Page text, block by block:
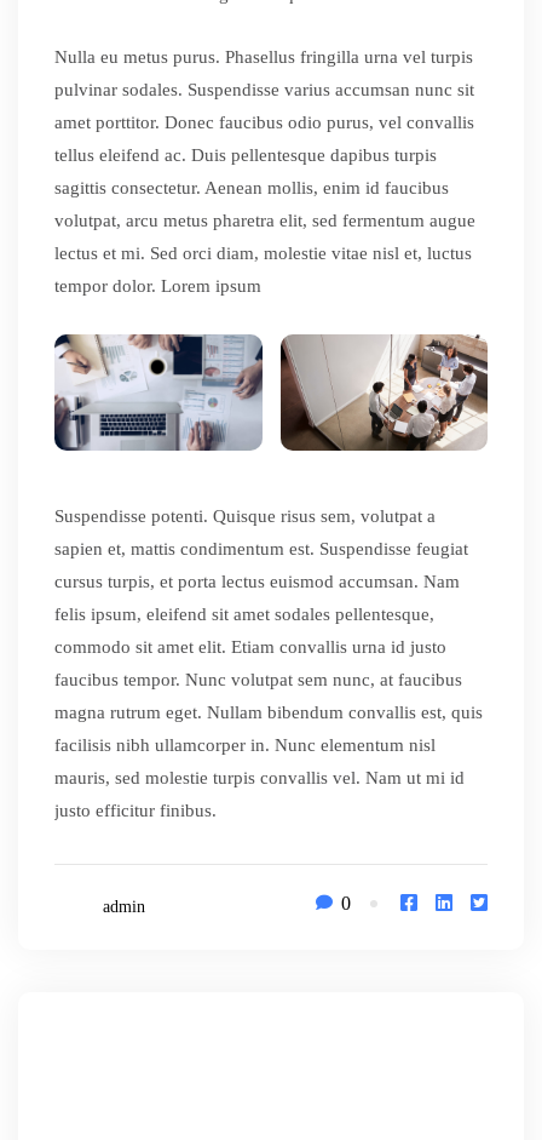
Nulla eu metus purus. Phasellus fringilla urna vel turpis
pulvinar sodales. Suspendisse varius accumsan nunc sit
amet porttitor. Donec faucibus odio purus, vel convallis
tellus eleifend ac. Duis pellentesque dapibus turpis
sagittis consectetur. Aenean mollis, enim id faucibus
volutpat, arcu metus pharetra elit, sed fermentum augue
lectus et mi. Sed orci diam, molestie vitae nisl et, luctus
tempor dolor. Lorem ipsum
Suspendisse potenti. Quisque risus sem, volutpat a
sapien et, mattis condimentum est. Suspendisse feugiat
cursus turpis, et porta lectus euismod accumsan. Nam
felis ipsum, eleifend sit amet sodales pellentesque,
commodo sit amet elit. Etiam convallis urna id justo
faucibus tempor. Nunc volutpat sem nunc, at faucibus
magna rutrum eget. Nullam bibendum convallis est, quis
facilisis nibh ullamcorper in. Nunc elementum nisl
mauris, sed molestie turpis convallis vel. Nam ut mi id
justo efficitur finibus.
admin 0